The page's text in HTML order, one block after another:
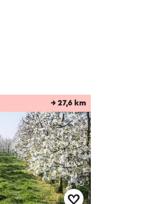
→ 27,6 km